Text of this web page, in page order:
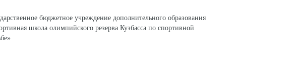
бюджетное учреждение дополнительного образования
школа олимпийского резерва Кузбасса по спортивной